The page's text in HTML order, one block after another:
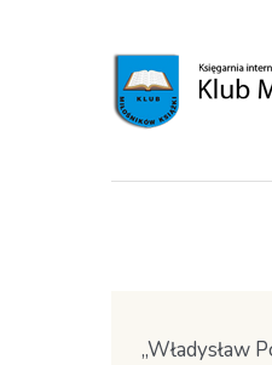
„Władysław